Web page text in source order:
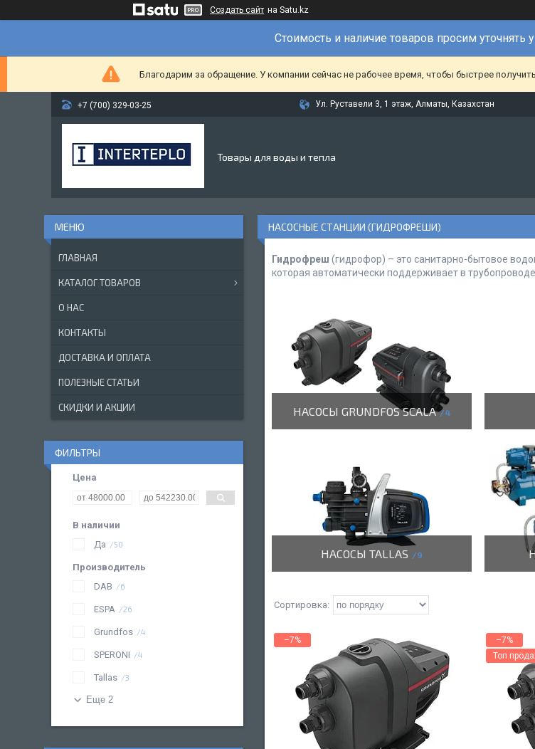
Создать сайт на Satu.kz
Стоимость и наличие товаров просим уточнять
Благодарим за обращение. У компании сейчас не рабочее время, чтобы быстрее
+7 (700) 329-03-25 Ул. Руставели 3, 1 этаж, Алматы, Казахстан
Товары для воды и тепла
НАСОСНЫЕ СТАНЦИИ (ГИДРОФРЕШИ)
Гидрофреш (гидрофор) – это санитарно-бытовое
которая автоматически поддерживает в
НАСОСЫ GRUNDFOS SCALA 4
НАСОСЫ TALLAS 9
–7% –7%
Топ
ГЛАВНАЯ
КАТАЛОГ ТОВАРОВ
О НАС
КОНТАКТЫ
ДОСТАВКА И ОПЛАТА
ПОЛЕЗНЫЕ СТАТЬИ
СКИДКИ И АКЦИИ
ФИЛЬТРЫ
Цена
В наличии
Да
50
Производитель
DAB
6
ESPA 26
Grundfos 4
SPERONI 4
Tallas 3
Еще 2